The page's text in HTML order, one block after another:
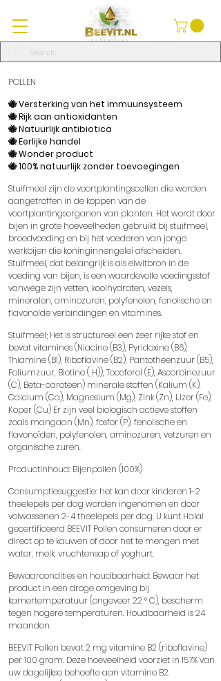
POLLEN
🐝 Versterking van het immuunsysteem
🐝 Rijk aan antioxidanten
🐝 Natuurlijk antibiotica
🐝 Eerlijke handel
🐝 Wonder product
🐝 100% natuurlijk zonder toevoegingen
Stuifmeel zijn de voortplantingscellen die worden
aangetroffen in de koppen van de
voortplantingsorganen van planten. Het wordt door
bijen in grote hoeveelheden gebruikt bij stuifmeel,
broedvoeding en bij het voederen van jonge
werkbijen die koninginnengelei afscheiden.
Stuifmeel, dat belangrijk is als eiwitbron in de
voeding van bijen, is een waardevolle voedingsstof
vanwege zijn vetten, koolhydraten, vezels,
mineralen, aminozuren, polyfenolen, fenolische en
flavonoïde verbindingen en vitamines.
Stuifmeel; Het is structureel een zeer rijke stof en
bevat vitamines (Niacine (B3), Pyridoxine (B6),
Thiamine (B1), Riboflavine (B2), Pantotheenzuur (B5),
Foliumzuur, Biotine ( H)), Tocoferol (E), Ascorbinezuur
(C), Beta-caroteen) minerale stoffen (Kalium (K),
Calcium (Ca), Magnesium (Mg), Zink (Zn), IJzer (Fe),
Koper (Cu) Er zijn veel biologisch actieve stoffen
zoals mangaan (Mn), fosfor (P), fenolische en
flavonoïden, polyfenolen, aminozuren, vetzuren en
organische zuren.
Productinhoud: Bijenpollen (100%)
Consumptiesuggestie: het kan door kinderen 1-2
theelepels per dag worden ingenomen en door
volwassenen 2-4 theelepels per dag. U kunt Halal
gecertificeerd BEEVIT Pollen consumeren door er
direct op te kauwen of door het te mengen met
water, melk, vruchtensap of yoghurt.
Bewaarcondities en houdbaarheid: Bewaar het
product in een droge omgeving bij
kamertemperatuur (ongeveer 22 ° C), bescherm
tegen hogere temperaturen. Houdbaarheid is 24
maanden.
BEEVIT Pollen bevat 2 mg vitamine B2 (riboflavine)
per 100 gram. Deze hoeveelheid voorziet in 157% van
uw dagelijkse behoefte aan vitamine B2.